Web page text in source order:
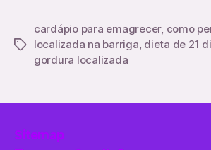
Etiquetas
cardápio para emagrecer, como
localizada na barriga dieta de 21
gordura localizada
Sitemap